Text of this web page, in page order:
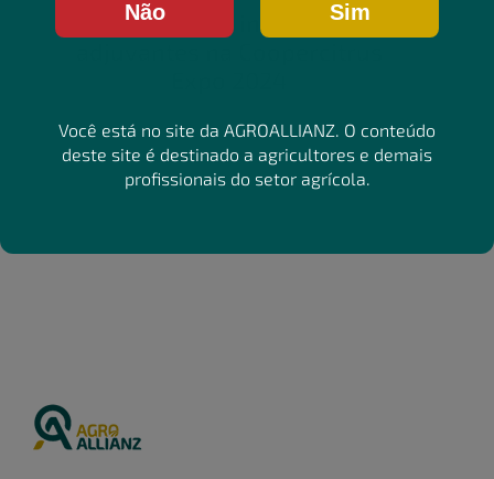
Não Sim
Você está no site da AGROALLIANZ. O conteúdo
deste site é destinado a agricultores e demais
profissionais do setor agrícola.
Agroallianz inova com